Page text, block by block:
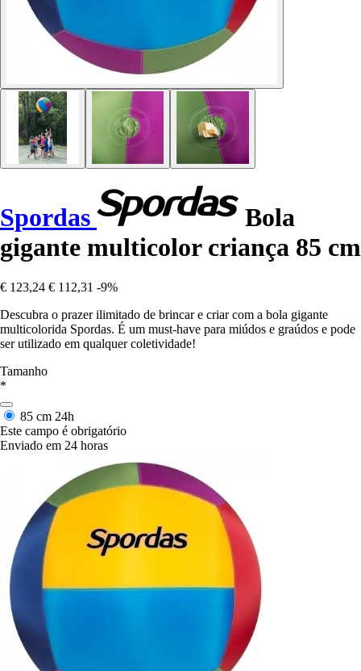
Spordas
Bola
gigante multicolor criança 85 cm
€ 123,24 € 112,31 -9%
Descubra o prazer ilimitado de brincar e criar com a bola gigante
multicolorida Spordas. É um must-have para miúdos e graúdos e pode
ser utilizado em qualquer coletividade!
Tamanho
*
85 cm 24h
Este campo é obrigatório
Enviado em 24 horas